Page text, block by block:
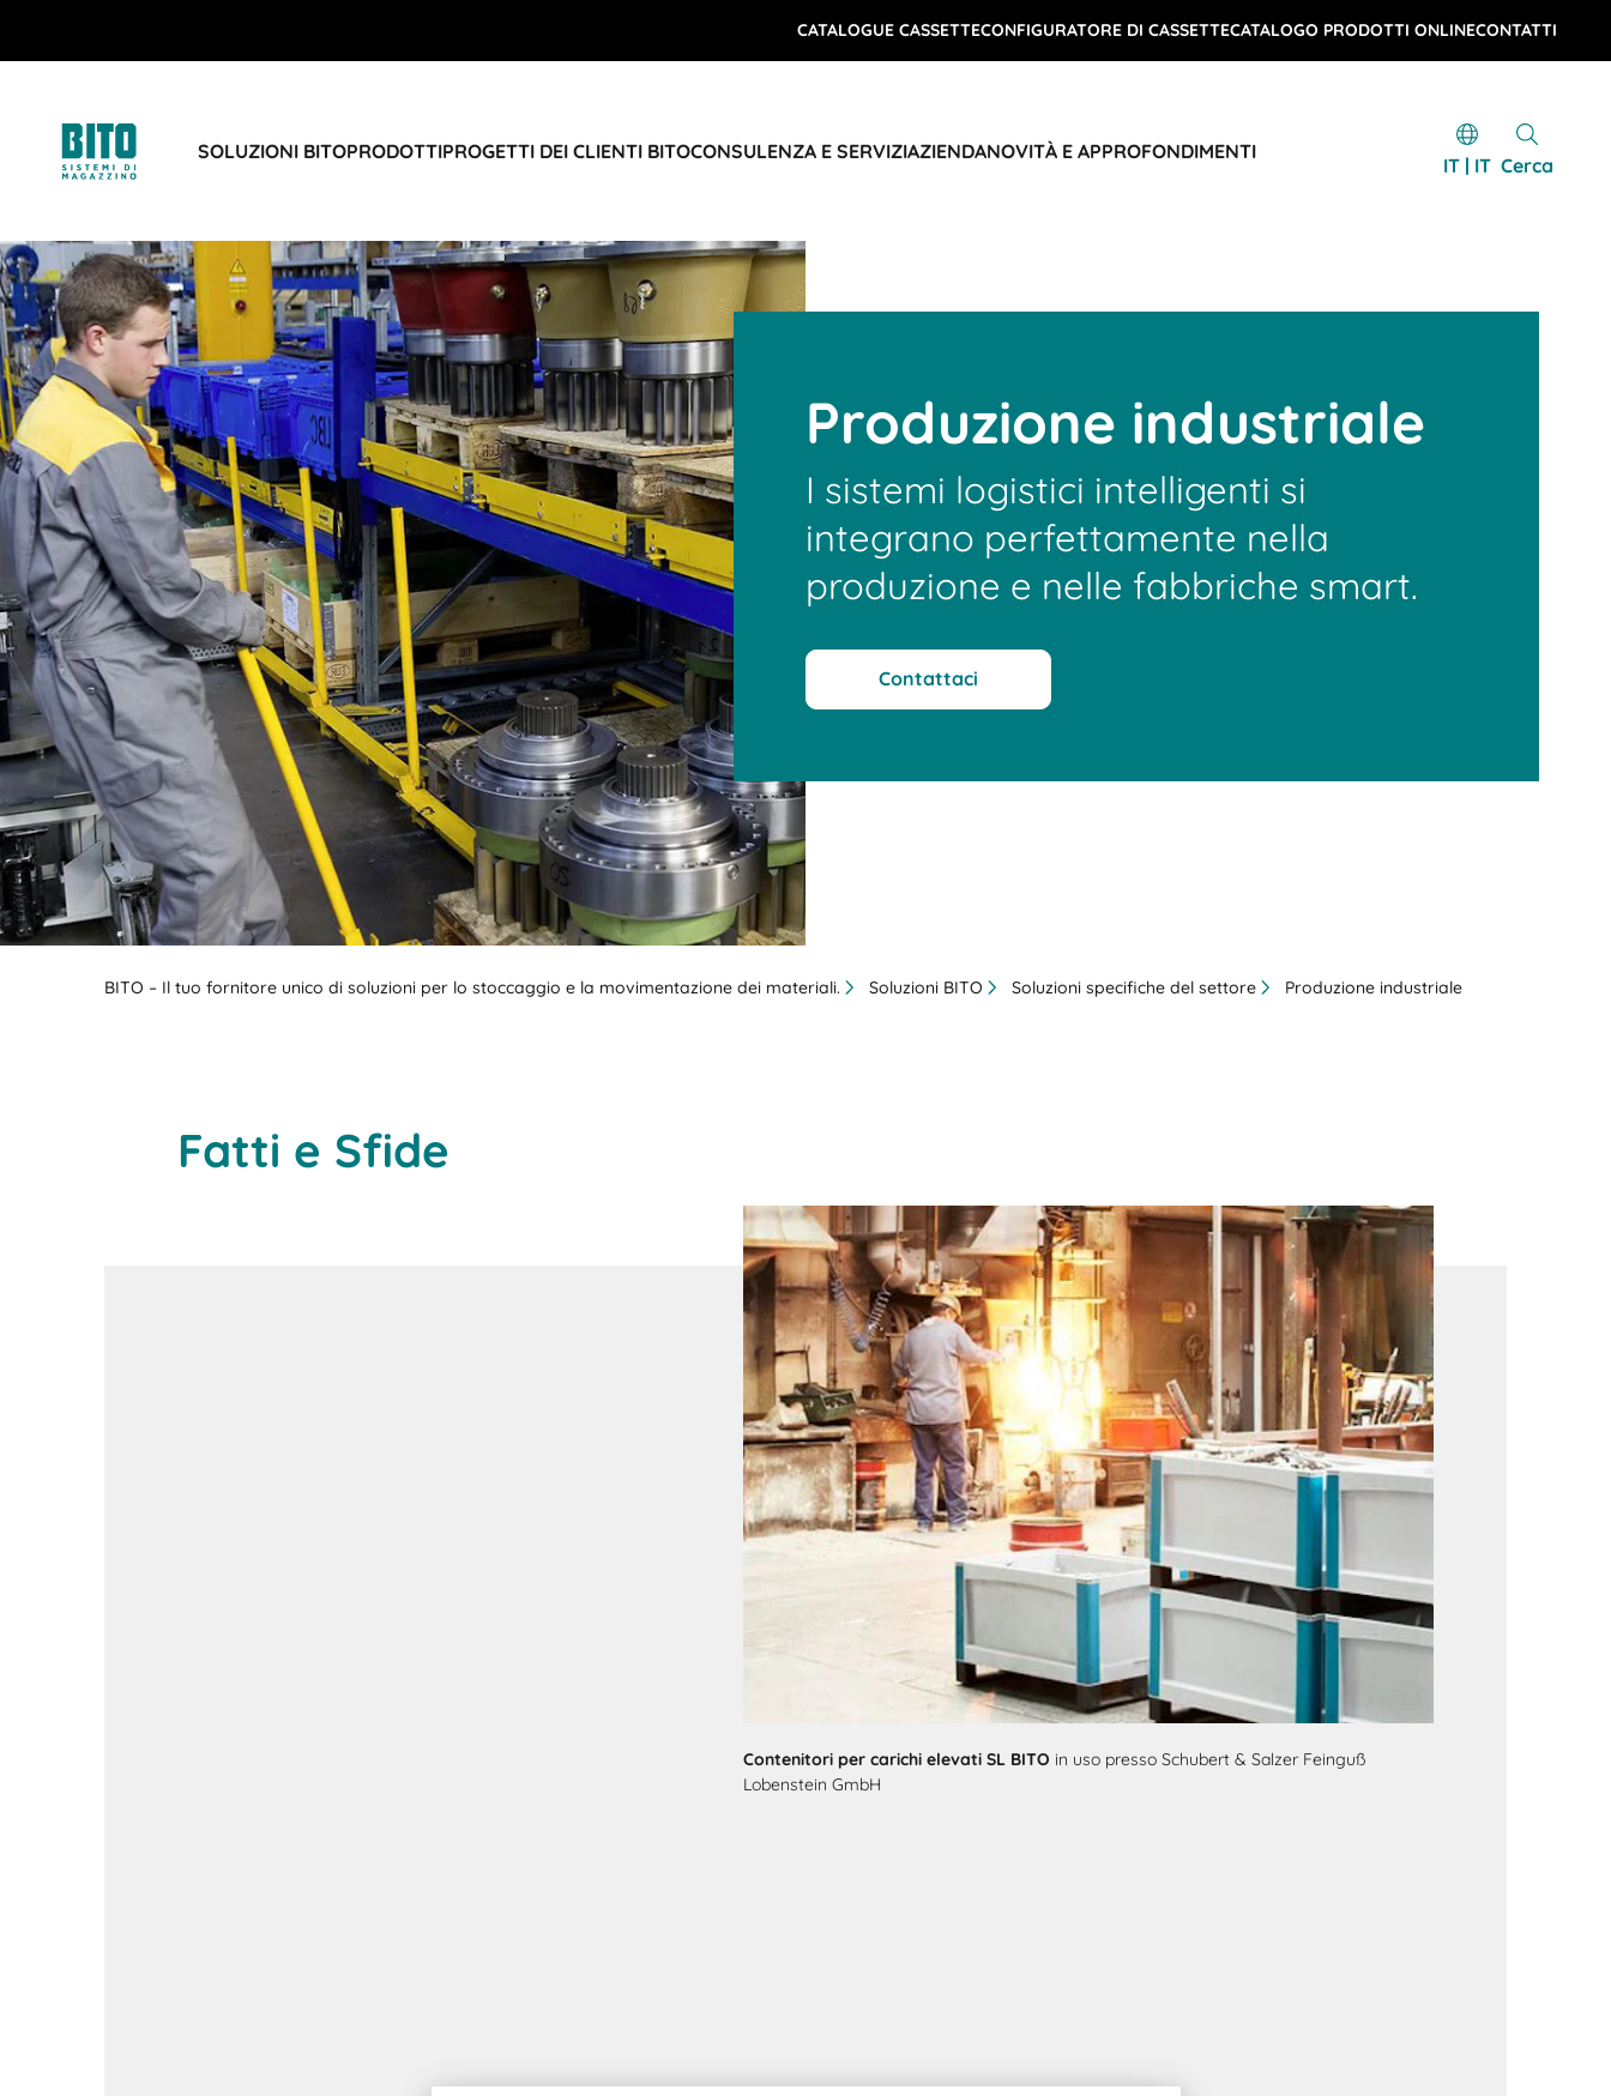
CATALOGUE CASSETTECONFIGURATORE DI CASSETTECATALOGO PRODOTTI ONLINECONTATTI
SOLUZIONI BITOPRODOTTIPROGETTI DEI CLIENTI BITOCONSULENZA E SERVIZIAZIENDANOVITÀ E APPROFONDIMENTI
IT | IT Cerca
BIT O
Produzione industriale
I sistemi logistici intelligenti si
integrano perfettamente nella
produzione e nelle fabbriche smart.
Contattaci
BITO – Il tuo fornitore unico di soluzioni per lo stoccaggio e la movimentazione dei materiali. Soluzioni BITO Soluzioni specifiche del settore Produzione industriale
Fatti e Sfide
Contenitori per carichi elevati SL BITO in uso presso Schubert & Salzer Feinguß
Lobenstein GmbH